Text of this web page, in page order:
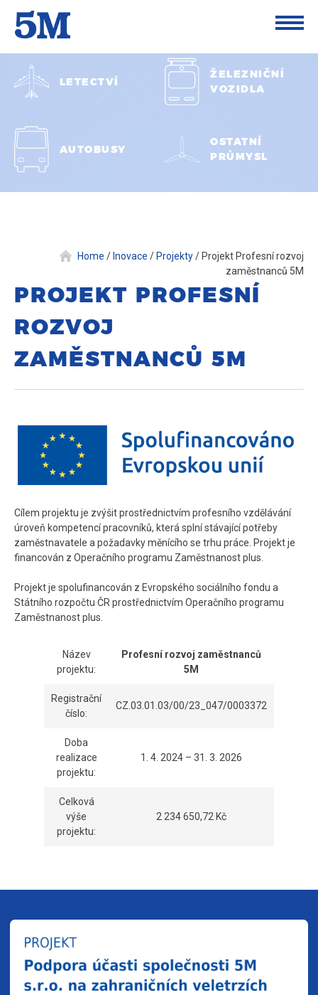
LETECTVÍ
ŽELEZNIČNÍ
VOZIDLA
AUTOBUSY
OSTATNÍ
PRŮMYSL
Home / Inovace / Projekty/ Projekt Profesní rozvoj
zaměstnanců 5M
PROJEKT PROFESNÍ
ROZVOJ
ZAMĚSTNANCŮ 5M
Cílem projektu je zvýšit prostřednictvím profesního vzdělávání
úroveň kompetencí pracovníků, která splní stávající potřeby
zaměstnavatele a požadavky měnícího se trhu práce. Projekt je
financován z Operačního programu Zaměstnanost plus.
Projekt je spolufinancován z Evropského sociálního fondu a
Státního rozpočtu ČR prostřednictvím Operačního programu
Zaměstnanost plus.
Název
projektu:
Profesní rozvoj zaměstnanců
5M
Registrační
číslo:
CZ.03.01.03/00/23_047/0003372
Doba
realizace
projektu:
1. 4. 2024 – 31. 3. 2026
Celková
výše
projektu:
2 234 650,72 Kč